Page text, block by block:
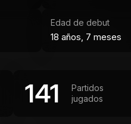
Edad de debut
18 años, 7 meses
141
Partidos
jugados